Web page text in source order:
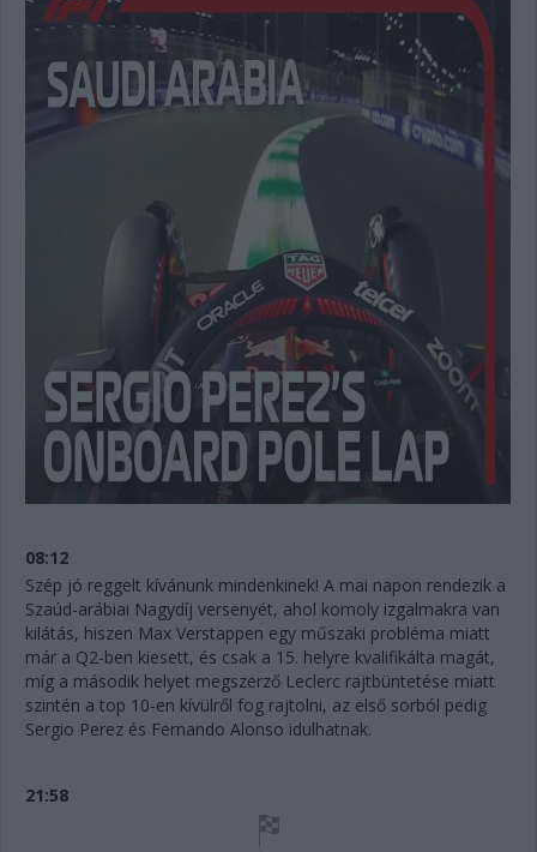
08:12
Szép jó reggelt kívánunk mindenkinek! A mai napon rendezik a
Szaúd-arábiai Nagydíj versenyét, ahol komoly izgalmakra van
kilátás, hiszen Max Verstappen egy műszaki probléma miatt
már a Q2-ben kiesett, és csak a 15. helyre kvalifikálta magát,
míg a második helyet megszerző Leclerc rajtbüntetése miatt
szintén a top 10-en kívülről fog rajtolni, az első sorból pedig
Sergio Perez és Fernando Alonso idulhatnak.
21:58